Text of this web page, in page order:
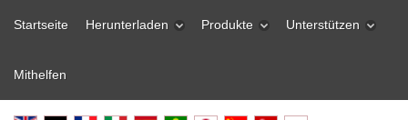
Startseite Herunterladen Produkte Unterstützen
Mithelfen